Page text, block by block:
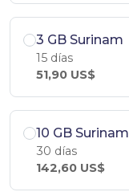
3 GB Surinam
15 días
51,90 US$
10 GB Surinam
30 días
142,60 US$